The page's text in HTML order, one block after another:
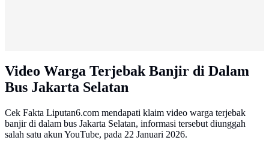
Video Warga Terjebak Banjir di Dalam
Bus Jakarta Selatan
Cek Fakta Liputan6.com mendapati klaim video warga terjebak
banjir di dalam bus Jakarta Selatan, informasi tersebut diunggah
salah satu akun YouTube, pada 22 Januari 2026.